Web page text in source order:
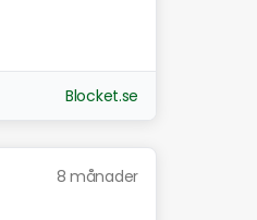
Blocket.se
8 månader